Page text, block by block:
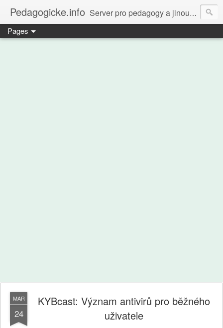
Pedagogicke.info Server pro pedagogy a jinou zvířenu
Pages
MAR
24
KYBcast: Význam antivirů pro běžného
uživatele